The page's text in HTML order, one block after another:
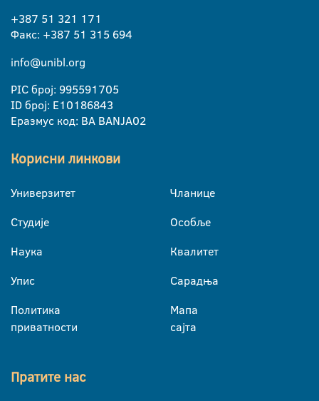
+387 51 321 171
Факс: +387 51 315 694
info@unibl.org
PIC број: 995591705
ID број: E10186843
Еразмус код: BA BANJA02
Корисни линкови
Универзитет
Студије
Наука
Упис
Политика
приватности
Чланице
Особље
Квалитет
Сарадња
Мапа
сајта
Пратите нас